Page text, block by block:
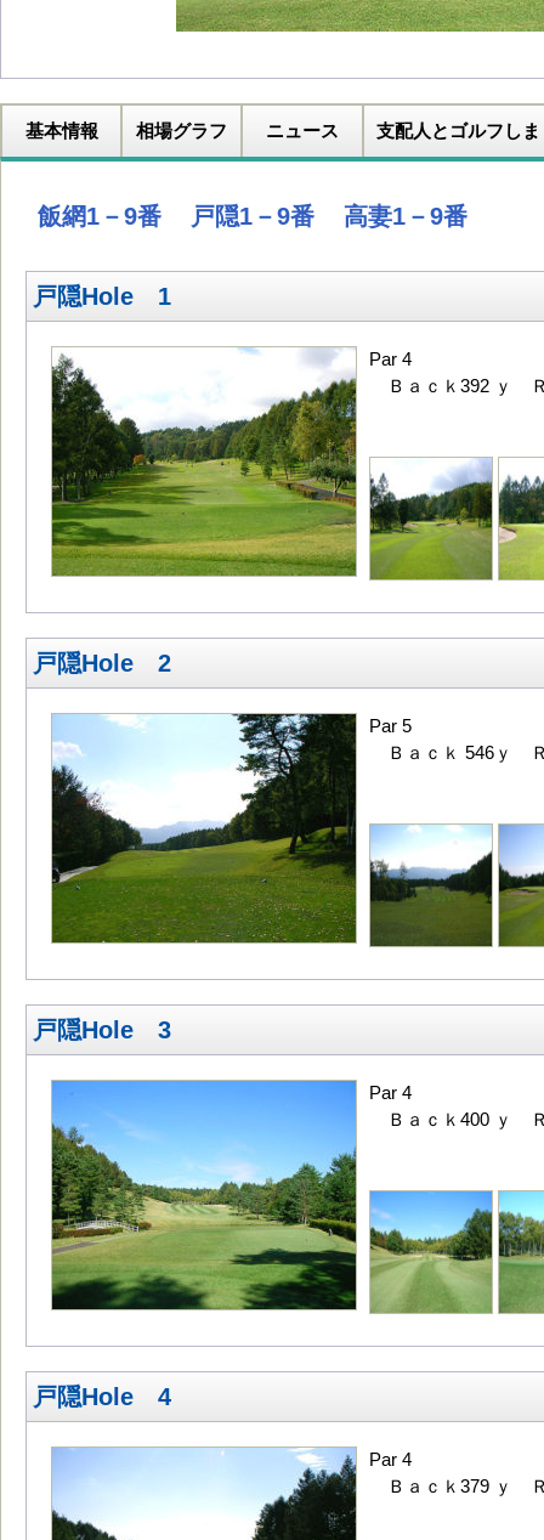
基本情報 相場グラフ ニュース 支配人とゴルフしま
飯網1－9番 戸隠1－9番 高妻1－9番
戸隠Hole 1
Par 4
Ｂａｃｋ392 ｙ
戸隠Hole 2
Par 5
Ｂａｃｋ 546ｙ
戸隠Hole 3
Par 4
Ｂａｃｋ400 ｙ
戸隠Hole 4
Par 4
Ｂａｃｋ379 ｙ